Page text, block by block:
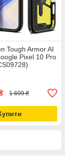
Tough Armor AI
Pixel 10 Pro
1 699 ₴